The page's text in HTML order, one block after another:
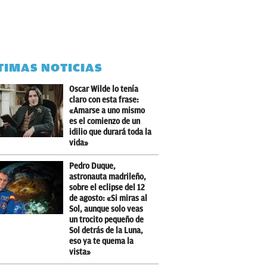
NOTICIAS
Oscar Wilde lo tenía
claro con esta frase:
«Amarse a uno mismo
es el comienzo de un
idilio que durará toda la
vida»
Pedro Duque,
astronauta madrileño,
sobre el eclipse del 12
de agosto: «Si miras al
Sol, aunque solo veas
un trocito pequeño de
Sol detrás de la Luna,
eso ya te quema la
vista»